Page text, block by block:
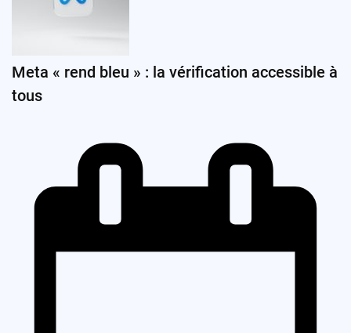
Meta « rend bleu » : la vérification accessible à
tous